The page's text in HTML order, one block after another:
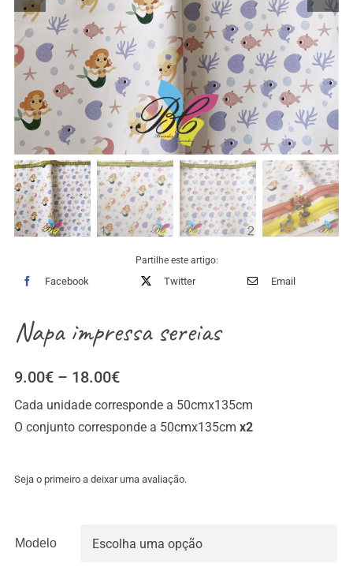
Partilhe este artigo:
Facebook Twitter Email
Napa impressa sereias
9.00€ – 18.00€Price
range:
9.00€
through
Cada unidade corresponde a 50cmx135cm
O conjunto corresponde a 50cmx135cm x2
Seja o primeiro a deixar uma avaliação.
Modelo